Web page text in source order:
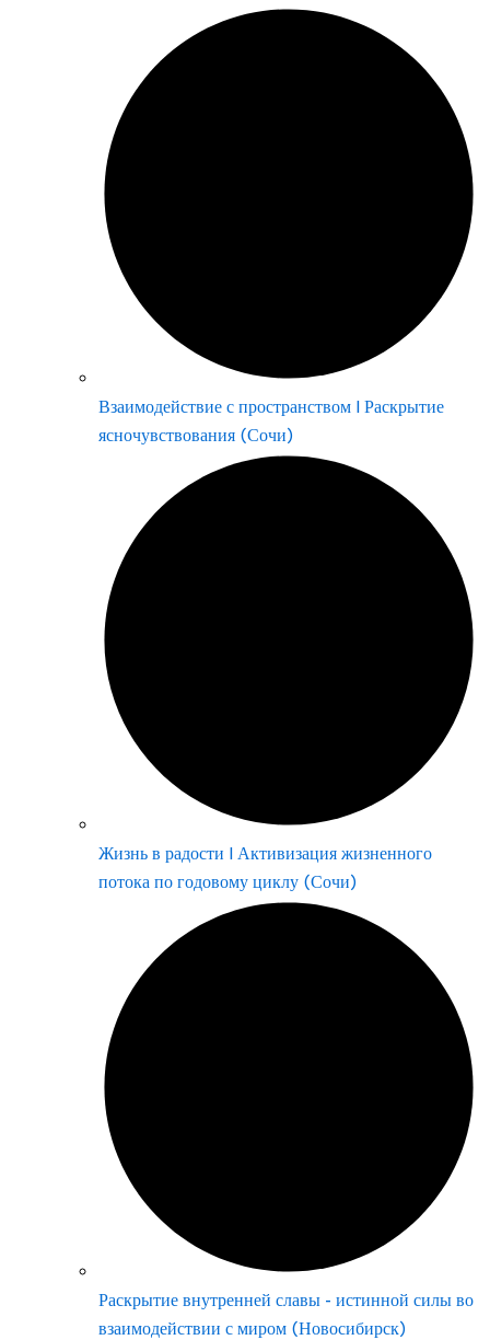
Взаимодействие с пространством | Раскрытие
ясночувствования (Сочи)
Жизнь в радости | Активизация жизненного
потока по годовому циклу (Сочи)
Раскрытие внутренней славы - истинной силы во
взаимодействии с миром (Новосибирск)